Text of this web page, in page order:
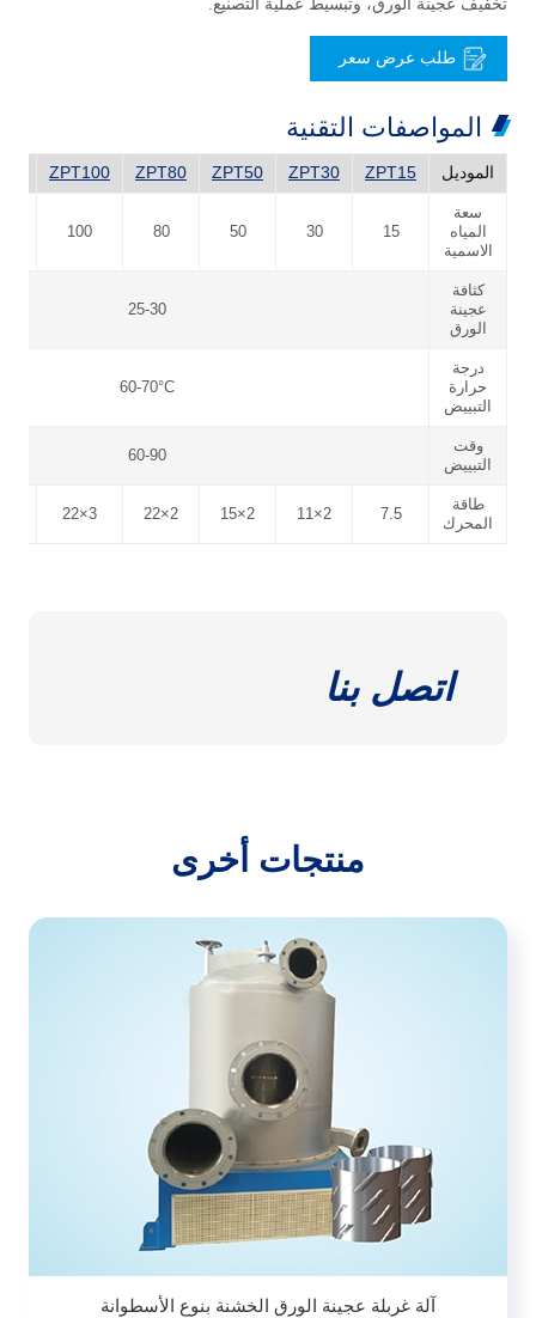
طلب عرض سعر
المواصفات التقنية
الموديل ZPT15
ZPT30
ZPT50
ZPT80
ZPT100
سعة
المياه
الاسمية
15
30
50
80
100
كثافة
عجينة
الورق
25-30
درجة
حرارة
التبييض
60-70°C
وقت
التبييض
60-90
طاقة
المحرك
7.5
11×2
15×2
22×2
22×3
اتصل بنا
منتجات أخرى
آلة غربلة عجينة الورق الخشنة بنوع الأسطوانة